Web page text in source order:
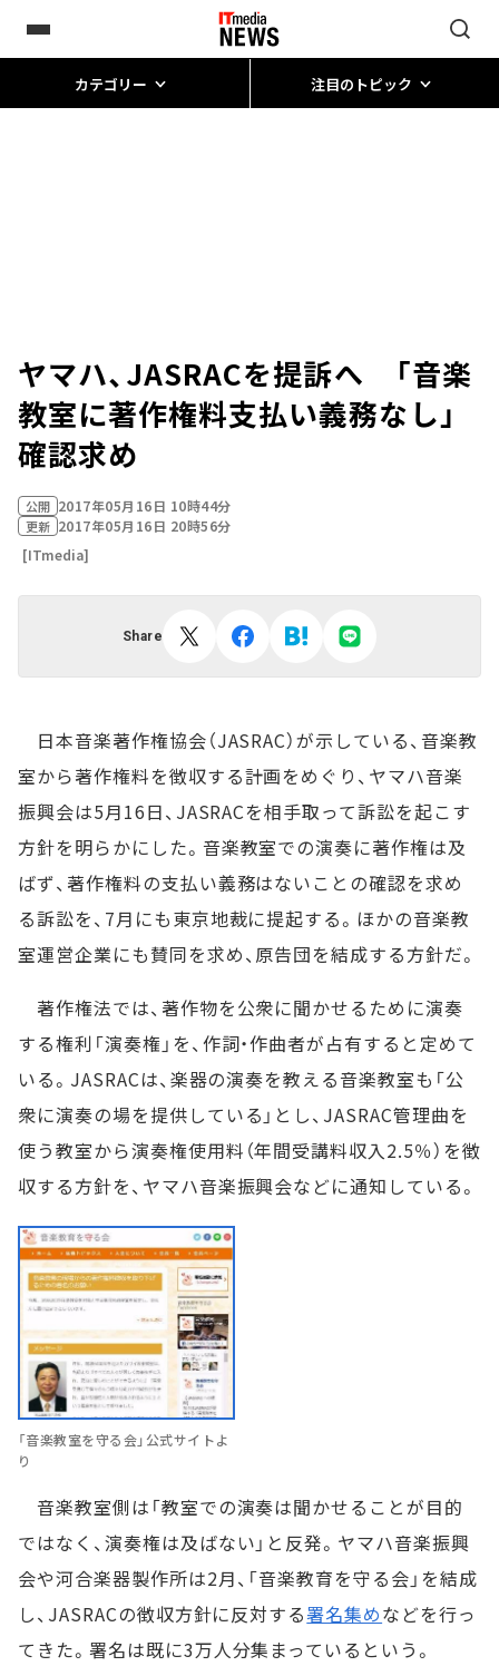
カテゴリー 注目のトピック
ヤマハ、JASRACを提訴へ 「音楽
教室に著作権料支払い義務なし」
確認求め
公開 2017年05月16日 10時44分
更新 2017年05月16日 20時56分
[ITmedia]
Share
日本音楽著作権協会（JASRAC）が示している、音楽教
室から著作権料を徴収する計画をめぐり、ヤマハ音楽
振興会は5月16日、JASRACを相手取って訴訟を起こす
方針を明らかにした。音楽教室での演奏に著作権は及
ばず、著作権料の支払い義務はないことの確認を求め
る訴訟を、7月にも東京地裁に提起する。ほかの音楽教
室運営企業にも賛同を求め、原告団を結成する方針だ。
著作権法では、著作物を公衆に聞かせるために演奏
する権利「演奏権」を、作詞・作曲者が占有すると定めて
いる。JASRACは、楽器の演奏を教える音楽教室も「公
衆に演奏の場を提供している」とし、JASRAC管理曲を
使う教室から演奏権使用料（年間受講料収入2.5％）を徴
収する方針を、ヤマハ音楽振興会などに通知している。
「音楽教室を守る会」公式サイトよ
り
音楽教室側は「教室での演奏は聞かせることが目的
ではなく、演奏権は及ばない」と反発。ヤマハ音楽振興
会や河合楽器製作所は2月、「音楽教育を守る会」を結成
し、JASRACの徴収方針に反対する署名集めなどを行っ
てきた。署名は既に3万人分集まっているという。